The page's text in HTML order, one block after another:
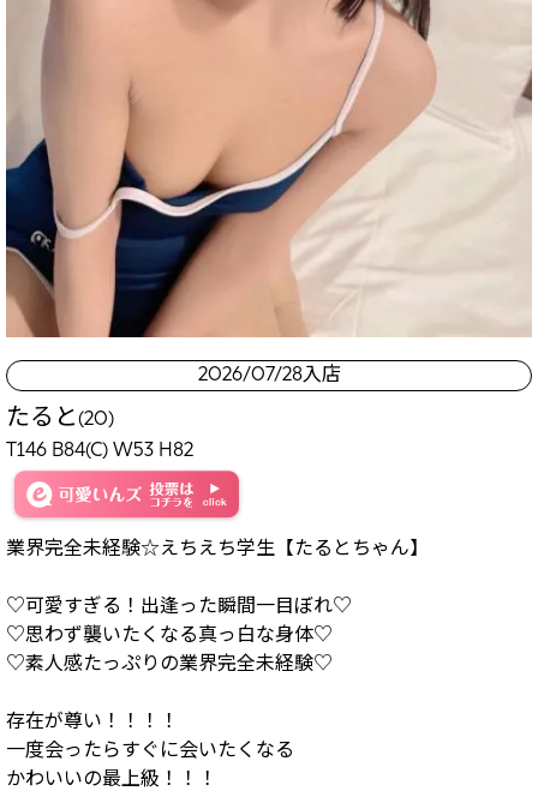
2026/07/28入店
たると(20)
T146 B84(C) W53 H82
業界完全未経験☆えちえち学生【たるとちゃん】
♡可愛すぎる！出逢った瞬間一目ぼれ♡
♡思わず襲いたくなる真っ白な身体♡
♡素人感たっぷりの業界完全未経験♡
存在が尊い！！！！
一度会ったらすぐに会いたくなる
かわいいの最上級！！！